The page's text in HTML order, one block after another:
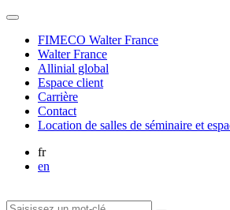
FIMECO Walter France
Walter France
Allinial global
Espace client
Carrière
Contact
Location de salles de séminaire et
fr
en